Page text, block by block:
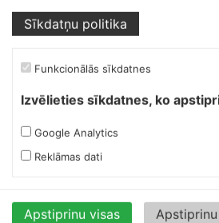
Izmēģinātāju iela 1a,
E-pasts:
Sīkdatņu politika
Funkcionālās sīkdatnes
Izvēlieties sīkdatnes, ko
Google Analytics
Reklāmas dati
Apstiprinu visas